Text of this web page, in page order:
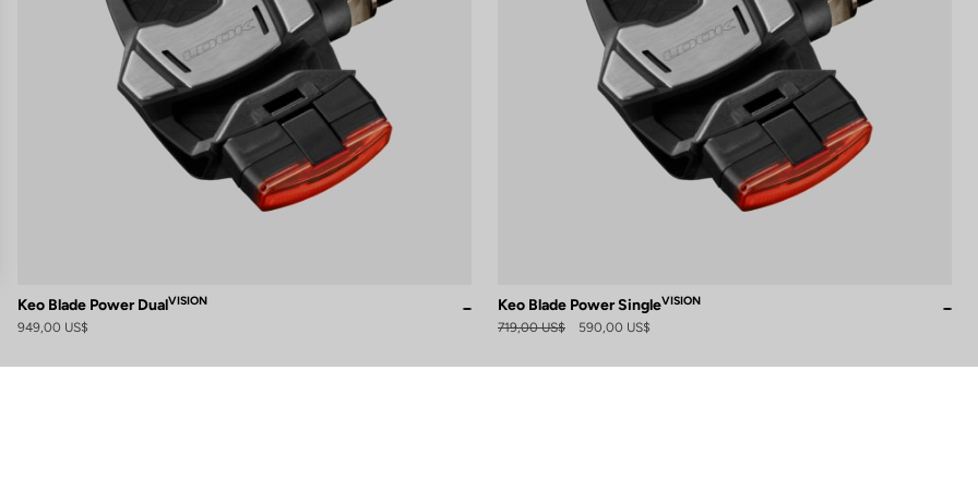
Keo Blade Power DualVISION
949,00 US$
Keo Blade Power SingleVISION
719,00 US$ 590,00 US$
garantizando el cumplimiento de las regulaciones. Personaliza tus preferencias para controlar cómo se maneja tu información.